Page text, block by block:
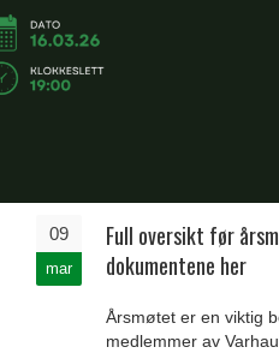
09
mar
Full oversikt før
dokumentene her
Årsmøtet er en viktig
medlemmer av